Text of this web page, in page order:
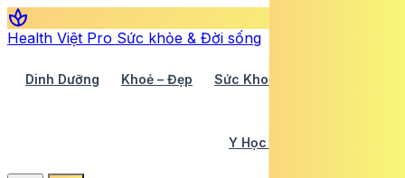
spa
Health Việt Pro Sức khỏe & Đời sống
Dinh Dưỡng Khoẻ – Đẹp Sức Khoẻ TV
Y Học Cổ Truyền